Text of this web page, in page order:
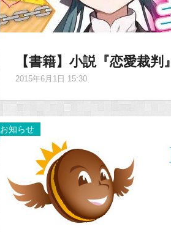
【書籍】小説『恋愛裁判
2015年6月1日 15:30
お知らせ